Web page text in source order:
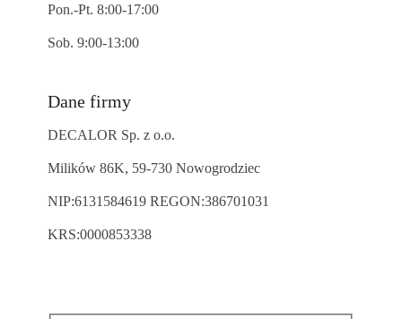
Pon.-Pt. 8:00-17:00
Sob. 9:00-13:00
Dane firmy
DECALOR Sp. z o.o.
Milików 86K, 59-730 Nowogrodziec
NIP:6131584619 REGON:386701031
KRS:0000853338